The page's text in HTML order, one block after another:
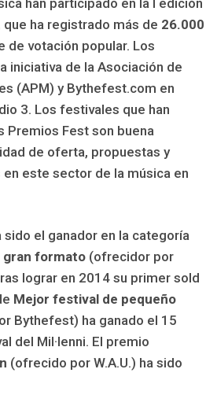
ha registrado más de 26.000
de votación popular. Los
iniciativa de la Asociación de
(APM) y Bythefest.com en
3. Los festivales que han
Fest son buena
de oferta, propuestas y
este sector de la música en
sido el ganador en la categoría
gran formato (ofrecidor por
lograr en 2014 su primer sold
Mejor festival de pequeño
Bythefest) ha ganado el 15
del Mil·lenni. El premio
(ofrecido por W.A.U.) ha sido